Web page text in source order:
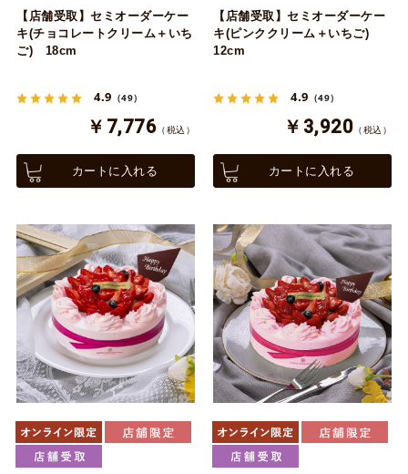
【店舗受取】セミオーダーケー
キ(チョコレートクリーム＋いち
ご) 18cm
4.9 （49）
￥7,776 （税込）
カートに入れる
【店舗受取】セミオーダーケー
キ(ピンククリーム＋いちご)
12cm
4.9 （49）
￥3,920 （税込）
カートに入れる